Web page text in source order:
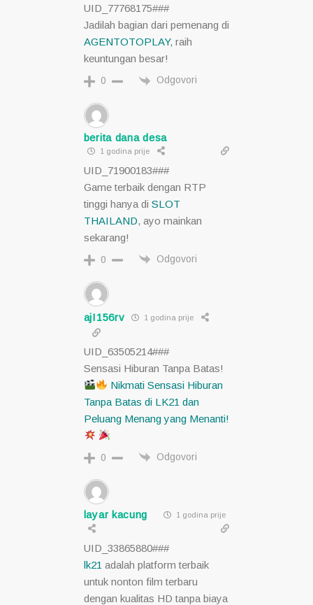
UID_77768175###
Jadilah bagian dari pemenang di
AGENTOTOPLAY, raih
keuntungan besar!
0 Odgovori
berita dana desa
1 godina prije
UID_71900183###
Game terbaik dengan RTP
tinggi hanya di SLOT
THAILAND, ayo mainkan
sekarang!
0 Odgovori
ajI156rv 1 godina prije
UID_63505214###
Sensasi Hiburan Tanpa Batas!
Nikmati Sensasi Hiburan
Tanpa Batas di LK21 dan
Peluang Menang yang Menanti!
0 Odgovori
layar kacung 1 godina prije
UID_33865880###
lk21 adalah platform terbaik
untuk nonton film terbaru
dengan kualitas HD tanpa biaya